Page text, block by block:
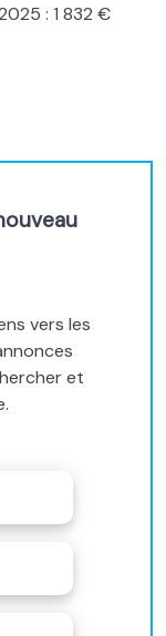
: 1 832 €
vers les
et